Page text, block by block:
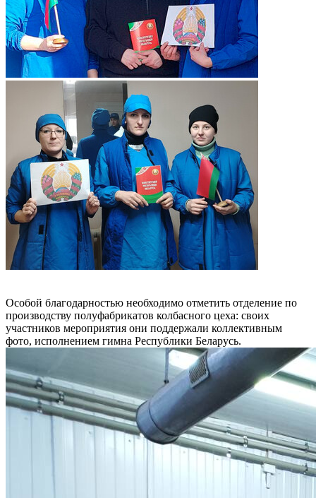
Особой благодарностью необходимо отметить отделение по
производству полуфабрикатов колбасного цеха: своих
участников мероприятия они поддержали коллективным
фото, исполнением гимна Республики Беларусь.